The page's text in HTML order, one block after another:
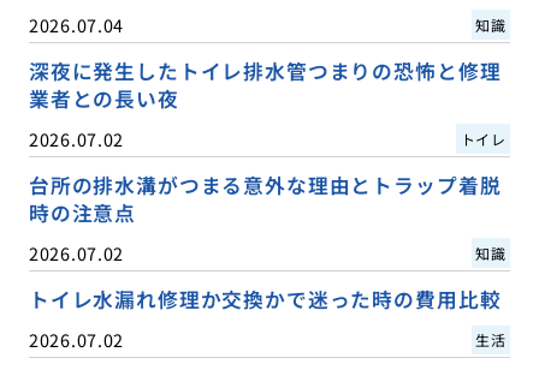
2026.07.04 知識
深夜に発生したトイレ排水管つまりの恐怖と修理
業者との長い夜
2026.07.02 トイレ
台所の排水溝がつまる意外な理由とトラップ着脱
時の注意点
2026.07.02 知識
トイレ水漏れ修理か交換かで迷った時の費用比較
2026.07.02 生活